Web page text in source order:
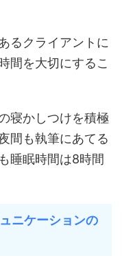
るクライアントに
間を大切にするこ
寝かしつけを積極
間も執筆にあてる
睡眠時間は8時間
ニケーションの